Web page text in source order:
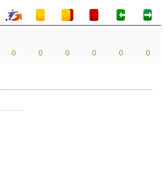
0 0 0 0 0 0